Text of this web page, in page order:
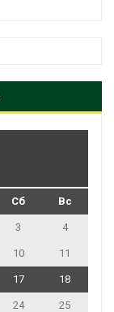
Сб Вс
3 4
10 11
17 18
24 25